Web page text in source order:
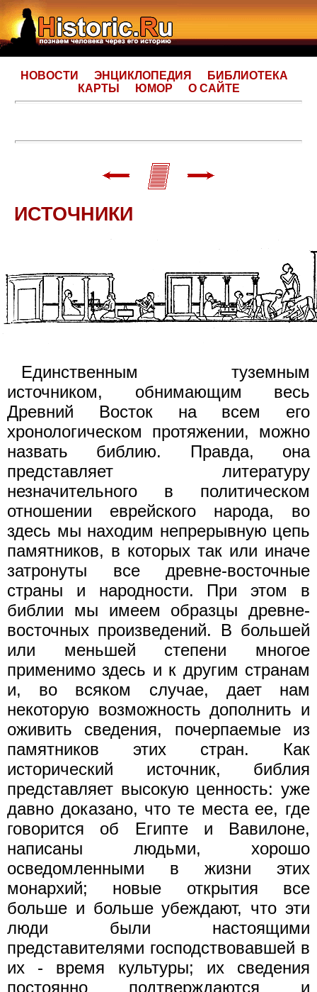
НОВОСТИ ЭНЦИКЛОПЕДИЯ
БИБЛИОТЕКА
КАРТЫ
ЮМОР О САЙТЕ
ИСТОЧНИКИ
Единственным туземным
источником, обнимающим весь
Древний Восток на всем его
хронологическом протяжении, можно
назвать библию. Правда, она
представляет литературу
незначительного в политическом
отношении еврейского народа, во
здесь мы находим непрерывную цепь
памятников, в которых так или иначе
затронуты все древне-восточные
страны и народности. При этом в
библии мы имеем образцы древне-
восточных произведений. В большей
или меньшей степени многое
применимо здесь и к другим странам
и, во всяком случае, дает нам
некоторую возможность дополнить и
оживить сведения, почерпаемые из
памятников этих стран. Как
исторический источник, библия
представляет высокую ценность: уже
давно доказано, что те места ее, где
говорится об Египте и Вавилоне,
написаны людьми, хорошо
осведомленными в жизни этих
монархий; новые открытия все
больше и больше убеждают, что эти
люди были настоящими
представителями господствовавшей в
их - время культуры; их сведения
постоянно подтверждаются и